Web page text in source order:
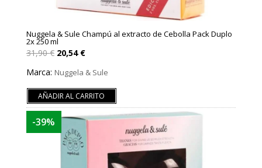
Nuggela & Sule Champú al extracto de Cebolla Pack Duplo
2x 250 ml
31,90€ El
precio
original
era:
20,54 €El
actual
es:
Marca: Nuggela & Sule
AÑADIR AL CARRITO
-39%